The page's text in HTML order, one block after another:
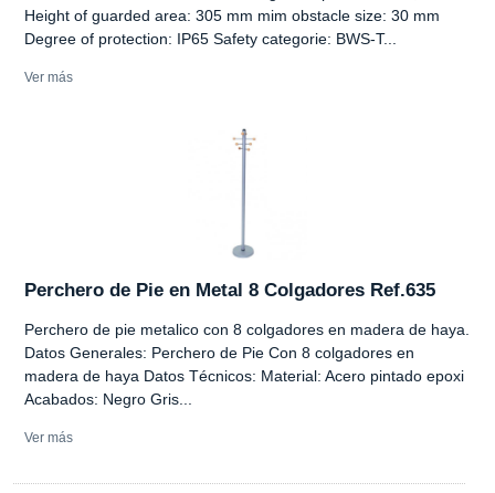
Height of guarded area: 305 mm mim obstacle size: 30 mm
Degree of protection: IP65 Safety categorie: BWS-T...
Ver más
Perchero de Pie en Metal 8 Colgadores Ref.635
Perchero de pie metalico con 8 colgadores en madera de haya.
Datos Generales: Perchero de Pie Con 8 colgadores en
madera de haya Datos Técnicos: Material: Acero pintado epoxi
Acabados: Negro Gris...
Ver más